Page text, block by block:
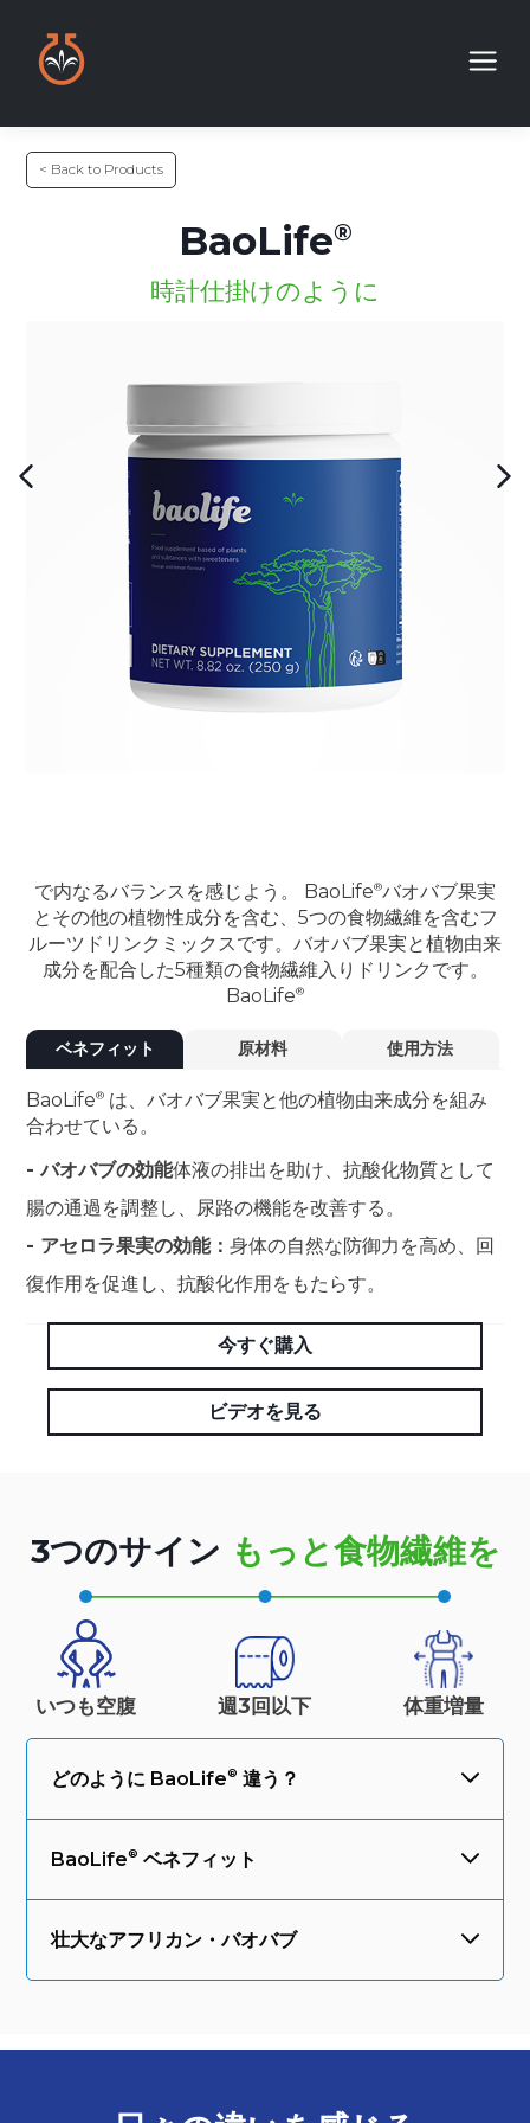
< Back to Products
BaoLife
時計仕掛けのように
で内なるバランスを感じよう。 BaoLife バオバブ果実
とその他の植物性成分を含む、5つの食物繊維を含むフ
ルーツドリンクミックスです。バオバブ果実と植物由来
成分を配合した5種類の食物繊維入りドリンクです。
BaoLife
ベネフィット 原材料 使用方法
BaoLife
は、バオバブ果実と他の植物由来成分を組み
合わせている。
- バオバブの効能体液の排出を助け、抗酸化物質として
腸の通過を調整し、尿路の機能を改善する。
- アセロラ果実の効能：身体の自然な防御力を高め、回
復作用を促進し、抗酸化作用をもたらす。
今すぐ購入
ビデオを見る
3つのサイン もっと食物繊維を
いつも空腹 週3回以下 体重増量
どのように BaoLife 違う？
BaoLife ベネフィット
壮大なアフリカン・バオバブ